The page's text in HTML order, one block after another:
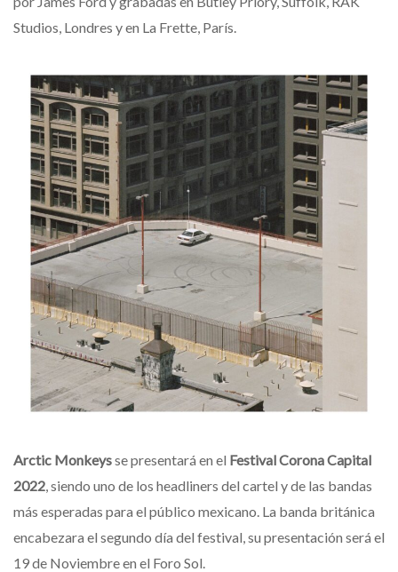
Studios, Londres y en La Frette, París.
Arctic Monkeysse presentará en el Festival Corona Capital
2022 , siendo uno de los headliners del cartel y de las bandas
más esperadas para el público mexicano. La banda británica
encabezara el segundo día del festival, su presentación será el
19 de Noviembre en el Foro Sol.